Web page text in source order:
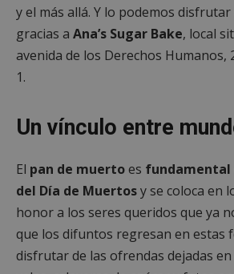
y el más allá. Y lo podemos disfrutar
gracias a Ana’s Sugar Bake, local
avenida de los Derechos Humanos,
1.
Un vínculo entre
El pan de muertoes fundamental
del Día de Muertosy se coloca en
honor a los seres queridos que ya
que los difuntos regresan en estas
disfrutar de las ofrendas dejadas